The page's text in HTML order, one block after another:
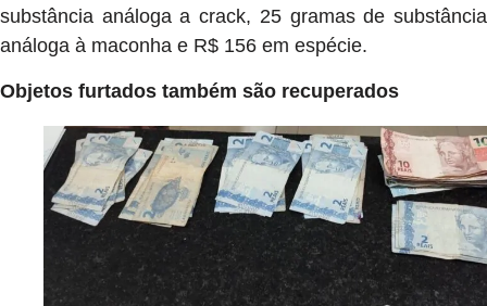
substância análoga a crack, 25 gramas de substância
análoga à maconha e R$ 156 em espécie.
Objetos furtados também são recuperados